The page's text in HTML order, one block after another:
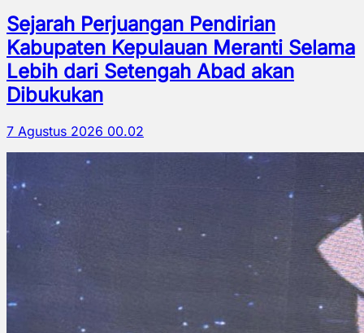
Sejarah Perjuangan Pendirian
Kabupaten Kepulauan Meranti Selama
Lebih dari Setengah Abad akan
Dibukukan
7 Agustus 2026 00.02